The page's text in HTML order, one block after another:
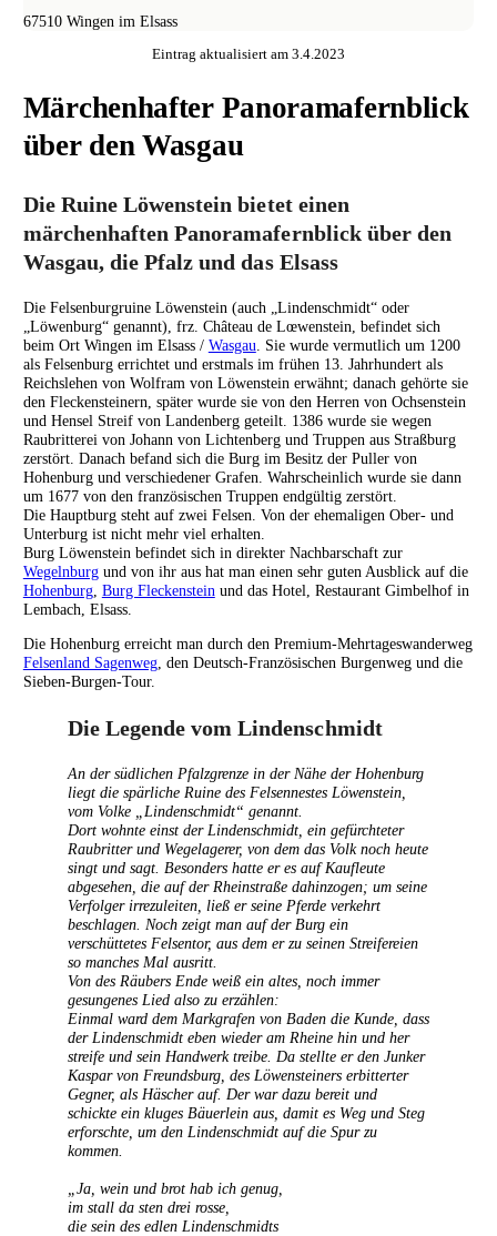
67510 Wingen im Elsass
Eintrag aktualisiert am 3.4.2023
Märchenhafter Panoramafernblick
über den Wasgau
Die Ruine Löwenstein bietet einen
märchenhaften Panoramafernblick über den
Wasgau, die Pfalz und das Elsass
Die Felsenburgruine Löwenstein (auch „Lindenschmidt“ oder
„Löwenburg“ genannt), frz. Château de Lœwenstein, befindet sich
beim Ort Wingen im Elsass / Wasgau . Sie wurde vermutlich um 1200
als Felsenburg errichtet und erstmals im frühen 13. Jahrhundert als
Reichslehen von Wolfram von Löwenstein erwähnt; danach gehörte sie
den Fleckensteinern, später wurde sie von den Herren von Ochsenstein
und Hensel Streif von Landenberg geteilt. 1386 wurde sie wegen
Raubritterei von Johann von Lichtenberg und Truppen aus Straßburg
zerstört. Danach befand sich die Burg im Besitz der Puller von
Hohenburg und verschiedener Grafen. Wahrscheinlich wurde sie dann
um 1677 von den französischen Truppen endgültig zerstört.
Die Hauptburg steht auf zwei Felsen. Von der ehemaligen Ober- und
Unterburg ist nicht mehr viel erhalten.
Burg Löwenstein befindet sich in direkter Nachbarschaft zur
Wegelnburgund von ihr aus hat man einen sehr guten Ausblick auf die
Hohenburg, Burg Fleckenstein und das Hotel, Restaurant Gimbelhof in
Lembach, Elsass.
Die Hohenburg erreicht man durch den Premium-Mehrtageswanderweg
Felsenland Sagenweg, den Deutsch-Französischen Burgenweg und die
Sieben-Burgen-Tour.
Die Legende vom Lindenschmidt
An der südlichen Pfalzgrenze in der Nähe der Hohenburg
liegt die spärliche Ruine des Felsennestes Löwenstein,
vom Volke „Lindenschmidt“ genannt.
Dort wohnte einst der Lindenschmidt, ein gefürchteter
Raubritter und Wegelagerer, von dem das Volk noch heute
singt und sagt. Besonders hatte er es auf Kaufleute
abgesehen, die auf der Rheinstraße dahinzogen; um seine
Verfolger irrezuleiten, ließ er seine Pferde verkehrt
beschlagen. Noch zeigt man auf der Burg ein
verschüttetes Felsentor, aus dem er zu seinen Streifereien
so manches Mal ausritt.
Von des Räubers Ende weiß ein altes, noch immer
gesungenes Lied also zu erzählen:
Einmal ward dem Markgrafen von Baden die Kunde, dass
der Lindenschmidt eben wieder am Rheine hin und her
streife und sein Handwerk treibe. Da stellte er den Junker
Kaspar von Freundsburg, des Löwensteiners erbitterter
Gegner, als Häscher auf. Der war dazu bereit und
schickte ein kluges Bäuerlein aus, damit es Weg und Steg
erforschte, um den Lindenschmidt auf die Spur zu
kommen.
„Ja, wein und brot hab ich genug,
im stall da sten drei rosse,
die sein des edlen Lindenschmidts